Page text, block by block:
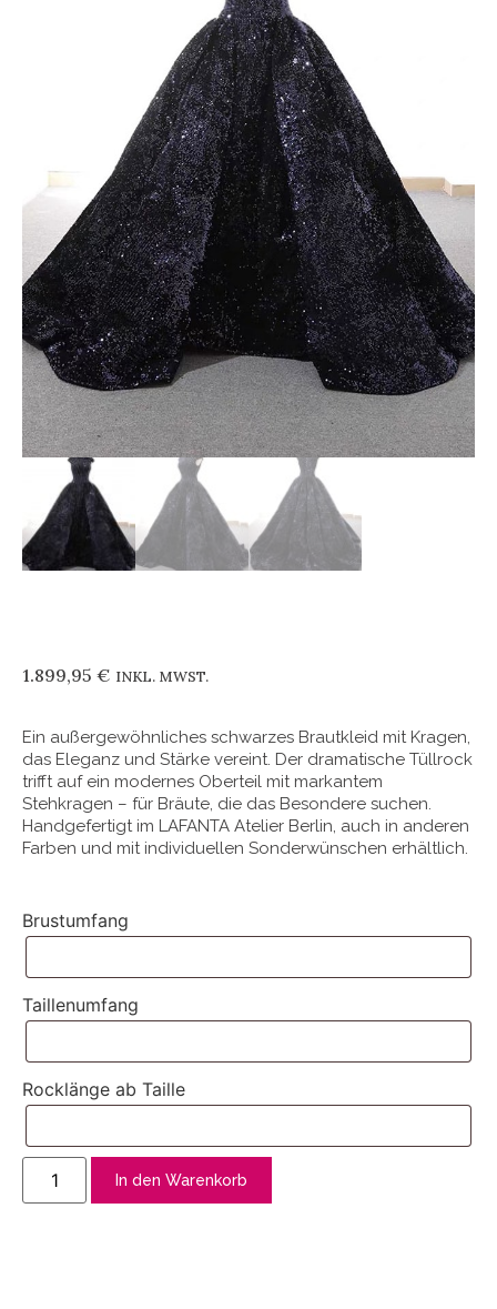
1.899,95 € INKL. MWST.
Ein außergewöhnliches schwarzes Brautkleid mit Kragen,
das Eleganz und Stärke vereint. Der dramatische Tüllrock
trifft auf ein modernes Oberteil mit markantem
Stehkragen – für Bräute, die das Besondere suchen.
Handgefertigt im LAFANTA Atelier Berlin, auch in anderen
Farben und mit individuellen Sonderwünschen erhältlich.
Brustumfang
Taillenumfang
Rocklänge ab Taille
In den Warenkorb